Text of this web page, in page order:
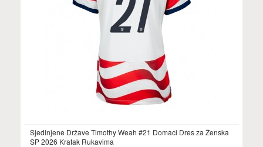
Sjedinjene Države Timothy Weah #21 Domaci Dres za Ženska
SP 2026 Kratak Rukavima